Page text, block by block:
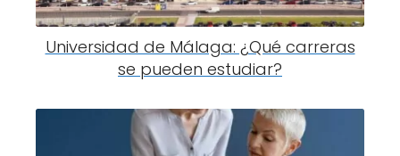
Universidad de Málaga: ¿Qué carreras
se pueden estudiar?